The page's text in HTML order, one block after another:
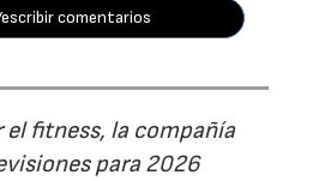
comentarios
el fitness, la compañía
para 2026